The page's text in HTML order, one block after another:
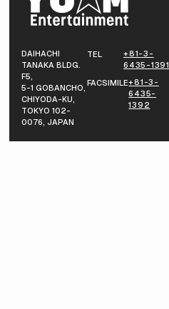
DAIHACHI
TANAKA BLDG.
F5,
5-1 GOBANCHO,
CHIYODA-KU,
TOKYO 102-
0076, JAPAN
TEL
+81-3-
6435-1391
FACSIMILE+81-3-
6435-
1392